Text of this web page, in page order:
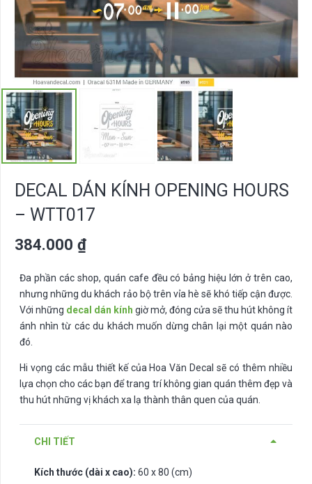
DECAL DÁN KÍNH OPENING HOURS
– WTT017
384.000 ₫
Đa phần các shop, quán cafe đều có bảng hiệu lớn ở trên cao,
nhưng những du khách rảo bộ trên vỉa hè sẽ khó tiếp cận được.
Với những decal dán kính giờ mở, đóng cửa sẽ thu hút không ít
ánh nhìn từ các du khách muốn dừng chân lại một quán nào
đó.
Hi vọng các mẫu thiết kế của Hoa Văn Decal sẽ có thêm nhiều
lựa chọn cho các bạn để trang trí không gian quán thêm đẹp và
thu hút những vị khách xa lạ thành thân quen của quán.
CHI TIẾT
Kích thước (dài x cao): 60 x 80 (cm)